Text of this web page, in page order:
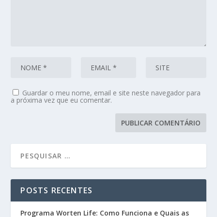
Guardar o meu nome, email e site neste navegador para
a próxima vez que eu comentar.
POSTS RECENTES
Programa Worten Life: Como Funciona e Quais as